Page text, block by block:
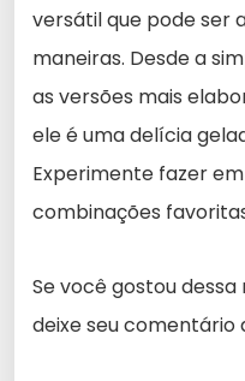
versátil que pode ser
maneiras. Desde a
as versões mais
ele é uma delícia
Experimente fazer
combinações
Se você gostou
deixe seu comentário